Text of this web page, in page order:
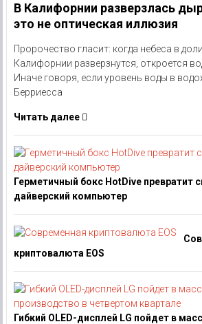
В Калифорнии разверзлась
это не оптическая иллюзия
Пророчество гласит: когда небеса в
Калифорнии разверзнутся, откроется
Иначе говоря, если уровень воды в
Берриесса
Читать далее
Герметичный бокс HotDive превратит
дайверский компьютер
криптовалюта EOS
Гибкий OLED-дисплей LG пойдет в